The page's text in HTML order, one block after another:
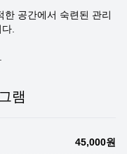
한 공간에서 숙련된 관리
.
램
45,000원